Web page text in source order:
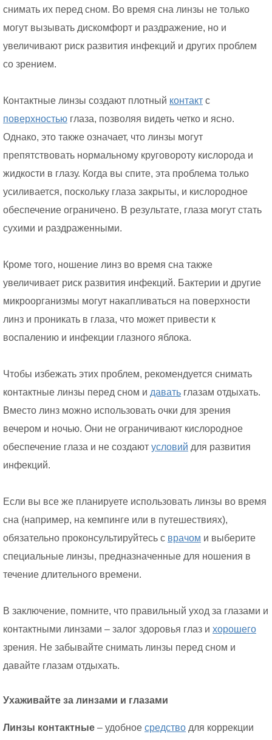
снимать их перед сном. Во время сна линзы не только
могут вызывать дискомфорт и раздражение, но и
увеличивают риск развития инфекций и других проблем
со зрением.
Контактные линзы создают плотный контакт с
поверхностью глаза, позволяя видеть четко и ясно.
Однако, это также означает, что линзы могут
препятствовать нормальному круговороту кислорода и
жидкости в глазу. Когда вы спите, эта проблема только
усиливается, поскольку глаза закрыты, и кислородное
обеспечение ограничено. В результате, глаза могут стать
сухими и раздраженными.
Кроме того, ношение линз во время сна также
увеличивает риск развития инфекций. Бактерии и другие
микроорганизмы могут накапливаться на поверхности
линз и проникать в глаза, что может привести к
воспалению и инфекции глазного яблока.
Чтобы избежать этих проблем, рекомендуется снимать
контактные линзы перед сном и давать глазам отдыхать.
Вместо линз можно использовать очки для зрения
вечером и ночью. Они не ограничивают кислородное
обеспечение глаза и не создают условий для развития
инфекций.
Если вы все же планируете использовать линзы во время
сна (например, на кемпинге или в путешествиях),
обязательно проконсультируйтесь с врачом и выберите
специальные линзы, предназначенные для ношения в
течение длительного времени.
В заключение, помните, что правильный уход за глазами и
контактными линзами – залог здоровья глаз и хорошего
зрения. Не забывайте снимать линзы перед сном и
давайте глазам отдыхать.
Ухаживайте за линзами и глазами
Линзы контактные – удобное средство для коррекции